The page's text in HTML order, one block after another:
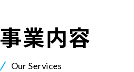
Our Services
事業内容